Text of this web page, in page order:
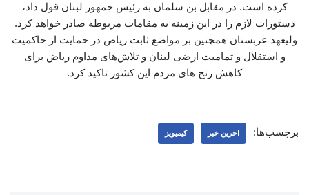
کرده است. در مقابل بن سلمان به رئیس جمهور لبنان قول داد،
دستورات لازم را در این زمینه به مقامات مربوطه صادر خواهد کرد.
ولیعهد عربستان همچنین بر مواضع ثابت ریاض در حمایت از حاکمیت
و استقلال و تمامیت ارضی لبنان و تلاش‌های مداوم ریاض برای
کاهش رنج های مردم این کشور تاکید کرد.
برچسب‌ها: اخرین خبر کیمیویز